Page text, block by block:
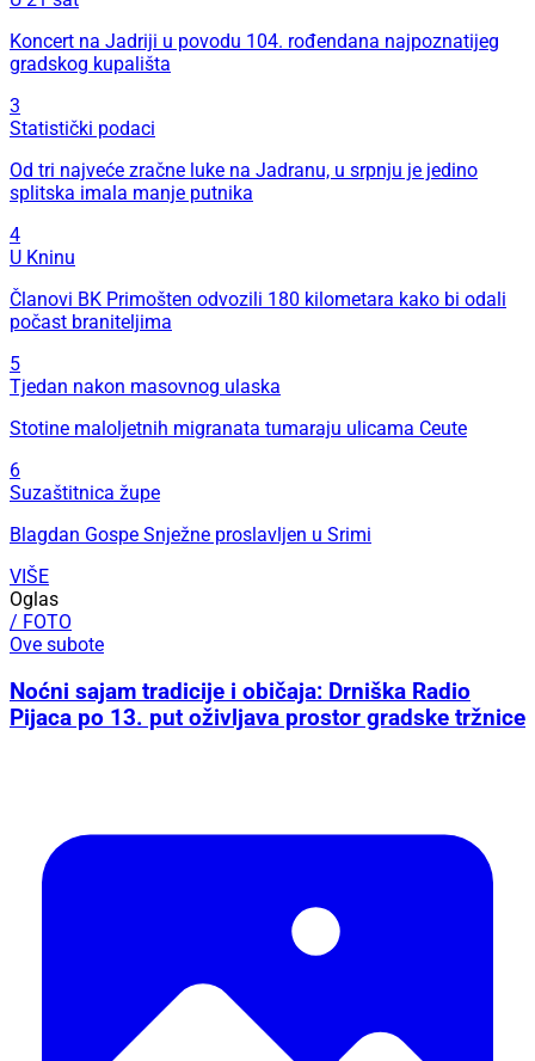
Koncert na Jadriji u povodu 104. rođendana najpoznatijeg
gradskog kupališta
3
Statistički podaci
Od tri najveće zračne luke na Jadranu, u srpnju je jedino
splitska imala manje putnika
4
U Kninu
Članovi BK Primošten odvozili 180 kilometara kako bi odali
počast braniteljima
5
Tjedan nakon masovnog ulaska
Stotine maloljetnih migranata tumaraju ulicama Ceute
6
Suzaštitnica župe
Blagdan Gospe Snježne proslavljen u Srimi
VIŠE
Oglas
/ FOTO
Ove subote
Noćni sajam tradicije i običaja: Drniška Radio
Pijaca po 13. put oživljava prostor gradske tržnice